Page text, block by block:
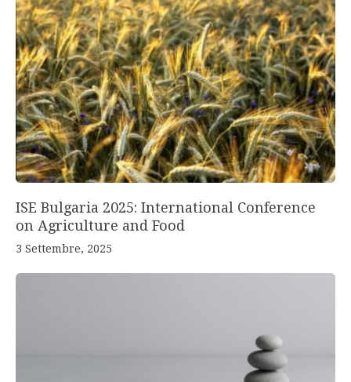
ISE Bulgaria 2025: International Conference
on Agriculture and Food
3 Settembre, 2025